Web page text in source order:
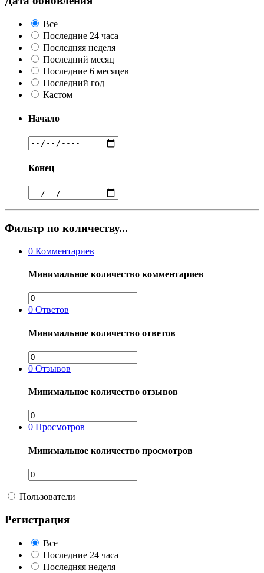
Все
Последние 24 часа
Последняя неделя
Последний месяц
Последние 6 месяцев
Последний год
Кастом
Начало
Конец
Фильтр по количеству...
0 Комментариев
Минимальное количество комментариев
0 Ответов
Минимальное количество ответов
0 Отзывов
Минимальное количество отзывов
0 Просмотров
Минимальное количество просмотров
Пользователи
Регистрация
Все
Последние 24 часа
Последняя неделя